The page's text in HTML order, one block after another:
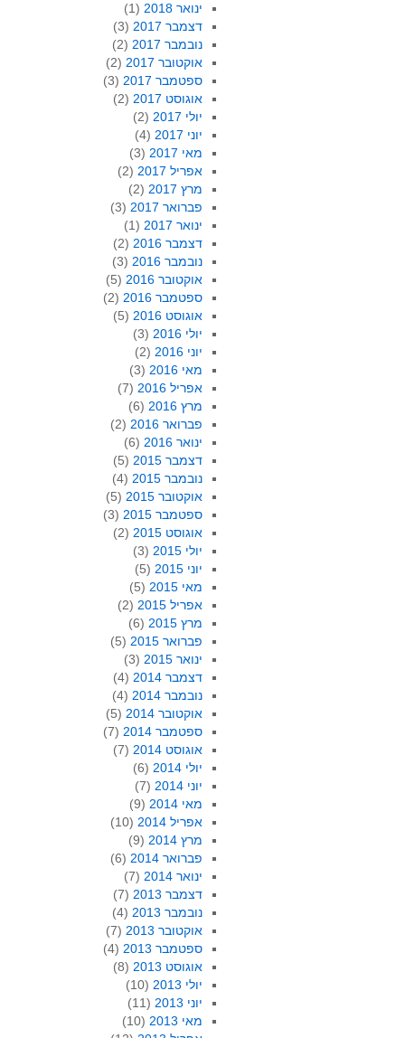
ינואר 2018
(1)
דצמבר 2017
(3)
נובמבר 2017
(2)
אוקטובר 2017
(2)
ספטמבר 2017
(3)
אוגוסט 2017
(2)
יולי 2017
(2)
יוני 2017
(4)
מאי 2017
(3)
אפריל 2017
(2)
מרץ 2017
(2)
פברואר 2017
(3)
ינואר 2017
(1)
דצמבר 2016
(2)
נובמבר 2016
(3)
אוקטובר 2016
(5)
ספטמבר 2016
(2)
אוגוסט 2016
(5)
יולי 2016
(3)
יוני 2016
(2)
מאי 2016
(3)
אפריל 2016
(7)
מרץ 2016
(6)
פברואר 2016
(2)
ינואר 2016
(6)
דצמבר 2015
(5)
נובמבר 2015
(4)
אוקטובר 2015
(5)
ספטמבר 2015
(3)
אוגוסט 2015
(2)
יולי 2015
(3)
יוני 2015
(5)
מאי 2015
(5)
אפריל 2015
(2)
מרץ 2015
(6)
פברואר 2015
(5)
ינואר 2015
(3)
דצמבר 2014
(4)
נובמבר 2014
(4)
אוקטובר 2014
(5)
ספטמבר 2014
(7)
אוגוסט 2014
(7)
יולי 2014
(6)
יוני 2014
(7)
מאי 2014
(9)
אפריל 2014
(10)
מרץ 2014
(9)
פברואר 2014
(6)
ינואר 2014
(7)
דצמבר 2013
(7)
נובמבר 2013
(4)
אוקטובר 2013
(7)
ספטמבר 2013
(4)
אוגוסט 2013
(8)
יולי 2013
(10)
יוני 2013
(11)
מאי 2013
(10)